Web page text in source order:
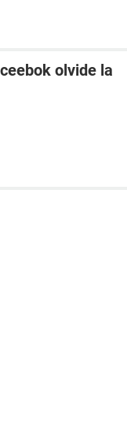
olvide la